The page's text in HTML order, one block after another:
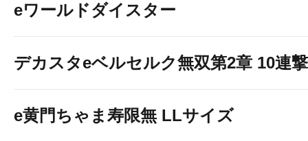
eワールドダイスター
デカスタeベルセルク無双第2章 10連
e黄門ちゃま寿限無 LLサイズ